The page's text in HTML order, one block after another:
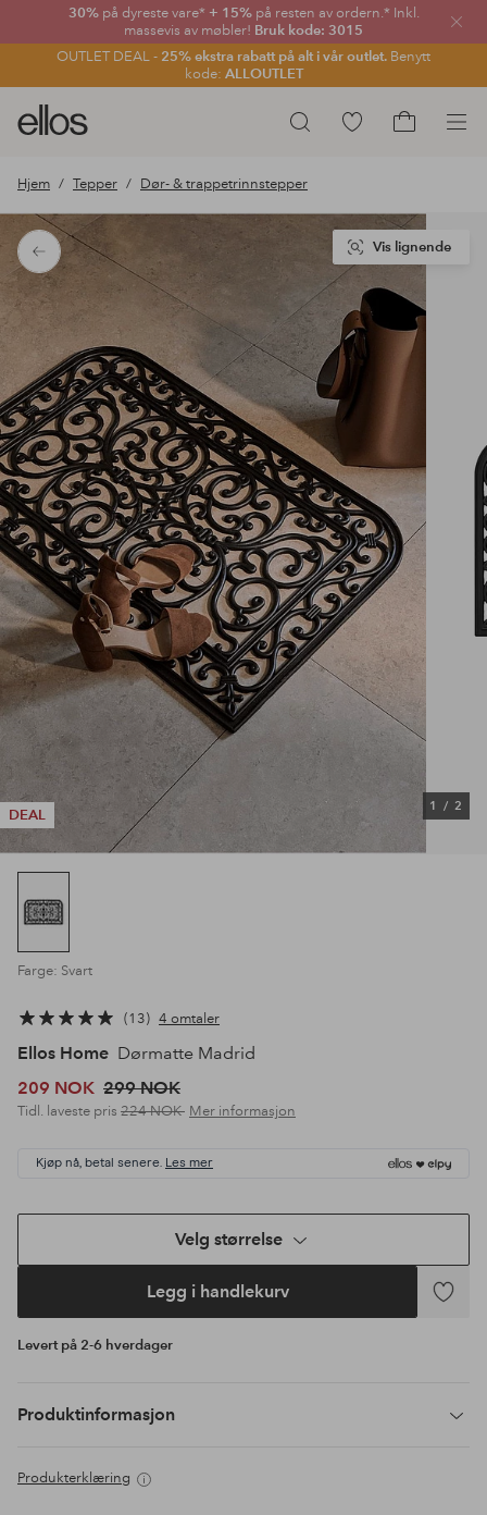
30% på dyreste vare* + 15%på resten av ordern.* Inkl.
massevis av møbler! Bruk kode: 3015
OUTLET DEAL - 25% ekstra rabatt på alt i vår outlet. Benytt
kode: ALLOUTLET
Lukk
Søk
Ellos
logo
gå
til
forsiden
Gå
Hjem Tepper Dør- & trappetrinnstepper
Tilbake
DEAL
1 / 2
Vis lignende
Farge: Svart
13 4 omtaler
Ellos Home Dørmatte Madrid
209 NOK 299 NOK
Tidl. laveste pris 224 NOK Mer informasjon
Kjøp nå, betal senere. Les mer
Velg størrelse
Legg i handlekurv
Legg
Levert på 2-6 hverdager
Produktinformasjon
Produkterklæring